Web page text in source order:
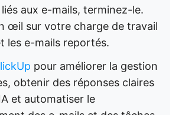
aux e-mails, terminez-le.
œil sur votre charge de travail
les e-mails reportés.
pour améliorer la gestion
obtenir des réponses claires
et automatiser le